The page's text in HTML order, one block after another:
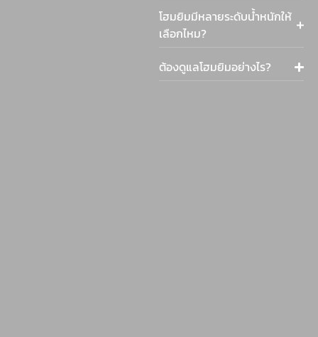
โฮมยิมมีหลายระดับน้ำหนักให้
เลือกไหม?
ต้องดูแลโฮมยิมอย่างไร?